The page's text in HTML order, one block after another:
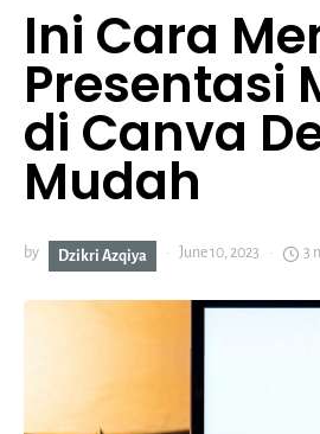
Ini Cara
Presentasi
di Canva
Mudah
by Dzikri Azqiya June 10, 2023 3